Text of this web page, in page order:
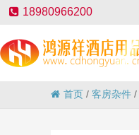
18980966200
首页 / 客房杂件 /